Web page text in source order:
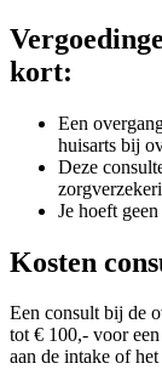
kort:
Een
huisarts bij
Deze
Je hoeft
Kosten
Een consult bij de
tot € 100,- voor
aan de intake of